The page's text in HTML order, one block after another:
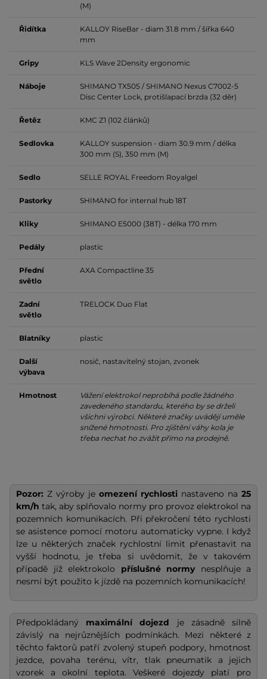
(M)
Řidítka
KALLOY RiseBar - diam 31.8 mm / šířka 640
mm
Gripy KLS Wave 2Density ergonomic
Náboje
SHIMANO TX505 / SHIMANO Nexus C7002-5
Disc Center Lock, protišlapací brzda (32 děr)
Řetěz KMC Z1 (102 článků)
Sedlovka
KALLOY suspension - diam 30.9 mm / délka
300 mm (S), 350 mm (M)
Sedlo SELLE ROYAL Freedom Royalgel
Pastorky SHIMANO for internal hub 18T
Kliky SHIMANO E5000 (38T) - délka 170 mm
Pedály plastic
Přední
světlo
AXA Compactline 35
Zadní
světlo
TRELOCK Duo Flat
Blatníky plastic
Další
výbava
nosič, nastavitelný stojan, zvonek
Hmotnost
Vážení elektrokol neprobíhá podle žádného
zavedeného standardu, kterého by se drželi
všichni výrobci. Některé značky uvádějí uměle
snížené hmotnosti. Pro zjištění váhy kola je
třeba nechat ho zvážit přímo na prodejně.
Pozor: Z výroby je omezení rychlosti nastaveno na 25
km/h tak, aby splňovalo normy pro provoz elektrokol na
pozemních komunikacích. Při překročení této rychlosti
se asistence pomocí motoru automaticky vypne. I když
lze u některých značek rychlostní limit přenastavit na
vyšší hodnotu, je třeba si uvědomit, že v takovém
případě již elektrokolo příslušné normynesplňuje a
nesmí být použito k jízdě na pozemních komunikacích!
Předpokládaný maximální dojezd je zásadně silně
závislý na nejrůznějších podmínkách. Mezi některé z
těchto faktorů patří zvolený stupeň podpory, hmotnost
jezdce, povaha terénu, vítr, tlak pneumatik a jejich
vzorek a okolní teplota. Veškeré dojezdy platí pro